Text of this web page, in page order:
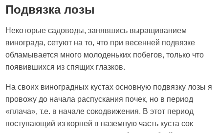
Подвязка лозы
Некоторые садоводы, занявшись выращиванием
винограда, сетуют на то, что при весенней подвязке
обламывается много молоденьких побегов, только что
появившихся из спящих глазков.
На своих виноградных кустах основную подвязку лозы я
провожу до начала распускания почек, но в период
«плача», т.е. в начале сокодвижения. В этот период
поступающий из корней в наземную часть куста сок